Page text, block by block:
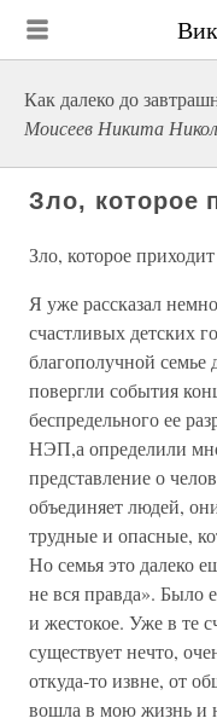
Как далеко до
Моисеев Никита
Зло, которое
Зло, которое
Я уже рассказал
счастливых детских
благополучной семье
повергли события
беспредельного ее
НЭП,а определили
представление о
объединяет людей,
трудные и опасные,
Но семья это далеко
не вся правда». Было
и жестокое. Уже в те
существует нечто,
откуда-то извне, от
вошла в мою жизнь и